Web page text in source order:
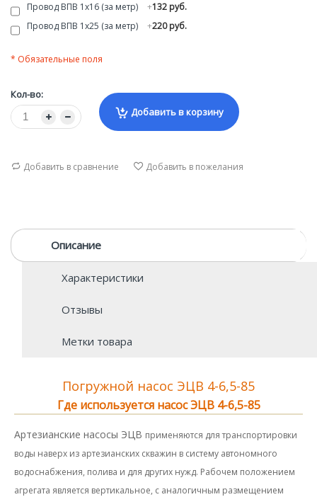
Провод ВПВ 1х16 (за метр)
+132 руб.
Провод ВПВ 1х25 (за метр)
+220 руб.
* Обязательные поля
Кол-во:
Добавить в корзину
Добавить в сравнение Добавить в пожелания
Описание
Характеристики
Отзывы
Метки товара
Погружной насос ЭЦВ 4-6,5-85
Где используется насос ЭЦВ 4-6,5-85
Артезианские насосы ЭЦВ применяются для транспортировки
воды наверх из артезианских скважин в систему автономного
водоснабжения, полива и для других нужд. Рабочем положением
агрегата является вертикальное, с аналогичным размещением